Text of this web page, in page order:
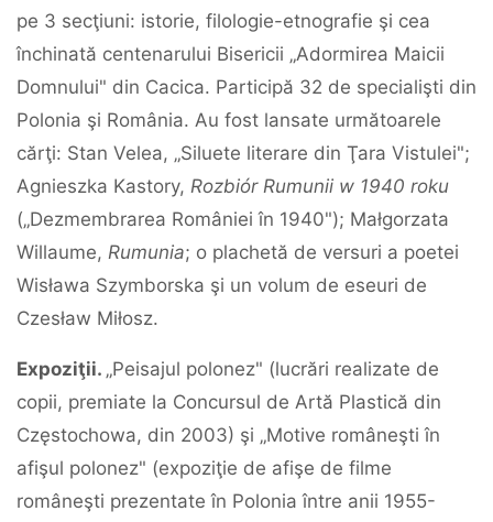
pe 3 secţiuni: istorie, filologie-etnografie şi cea
închinată centenarului Bisericii „Adormirea Maicii
Domnului" din Cacica. Participă 32 de specialişti din
Polonia şi România. Au fost lansate următoarele
cărţi: Stan Velea, „Siluete literare din Ţara Vistulei";
Agnieszka Kastory, Rozbiór Rumunii w 1940 roku
(„Dezmembrarea României în 1940"); Małgorzata
Willaume, Rumunia; o plachetă de versuri a poetei
Wisława Szymborska şi un volum de eseuri de
Czesław Miłosz.
Expoziţii. „Peisajul polonez" (lucrări realizate de
copii, premiate la Concursul de Artă Plastică din
Częstochowa, din 2003) şi „Motive româneşti în
afişul polonez" (expoziţie de afişe de filme
româneşti prezentate în Polonia între anii 1955-